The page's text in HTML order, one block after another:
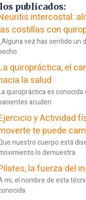
publicados:
intercostal:
costillas con
vez has sentido un
quiropráctica, el
la salud
quiropráctica es conocida
acuden
y Actividad
te puede
nuestro cuerpo está
lo demuestra
la fuerza del
mi, el nombre de esta